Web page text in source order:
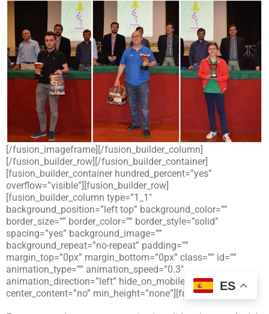
[/fusion_imageframe][/fusion_builder_column]
[/fusion_builder_row][/fusion_builder_container]
[fusion_builder_container hundred_percent=”yes”
overflow=”visible”][fusion_builder_row]
[fusion_builder_column type=”1_1″
background_position=”left top” background_color=””
border_size=”” border_color=”” border_style=”solid”
spacing=”yes” background_image=””
background_repeat=”no-repeat” padding=””
margin_top=”0px” margin_bottom=”0px” class=”” id=””
animation_type=”” animation_speed=”0.3″
animation_direction=”left” hide_on_mobile=”no”
center_content=”no” min_height=”none”][fusion_text]
ES